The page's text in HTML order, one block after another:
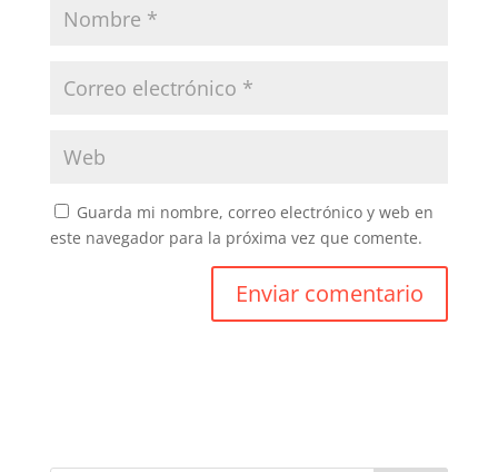
Guarda mi nombre, correo electrónico y web en
este navegador para la próxima vez que comente.